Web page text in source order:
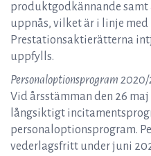
produktgodkännande
uppnås, vilket är i linje med
Prestationsaktierätterna
uppfylls.
Personaloptionsprogram
Vid årsstämman den 26
långsiktigt
personaloptionsprogram.
vederlagsfritt under juni